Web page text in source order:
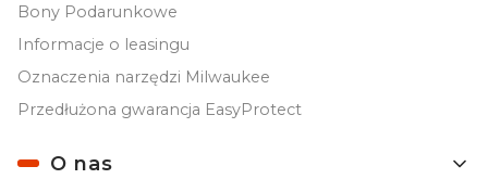
Bony Podarunkowe
Informacje o leasingu
Oznaczenia narzędzi Milwaukee
Przedłużona gwarancja EasyProtect
O nas